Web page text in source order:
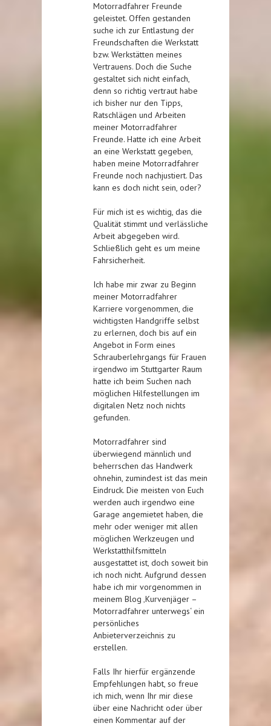
Motorradfahrer Freunde
geleistet. Offen gestanden
suche ich zur Entlastung der
Freundschaften die Werkstatt
bzw. Werkstätten meines
Vertrauens. Doch die Suche
gestaltet sich nicht einfach,
denn so richtig vertraut habe
ich bisher nur den Tipps,
Ratschlägen und Arbeiten
meiner Motorradfahrer
Freunde. Hatte ich eine Arbeit
an eine Werkstatt gegeben,
haben meine Motorradfahrer
Freunde noch nachjustiert. Das
kann es doch nicht sein, oder?
Für mich ist es wichtig, das die
Qualität stimmt und verlässliche
Arbeit abgegeben wird.
Schließlich geht es um meine
Fahrsicherheit.
Ich habe mir zwar zu Beginn
meiner Motorradfahrer
Karriere vorgenommen, die
wichtigsten Handgriffe selbst
zu erlernen, doch bis auf ein
Angebot in Form eines
Schrauberlehrgangs für Frauen
irgendwo im Stuttgarter Raum
hatte ich beim Suchen nach
möglichen Hilfestellungen im
digitalen Netz noch nichts
gefunden.
Motorradfahrer sind
überwiegend männlich und
beherrschen das Handwerk
ohnehin, zumindest ist das mein
Eindruck. Die meisten von Euch
werden auch irgendwo eine
Garage angemietet haben, die
mehr oder weniger mit allen
möglichen Werkzeugen und
Werkstatthilfsmitteln
ausgestattet ist, doch soweit bin
ich noch nicht. Aufgrund dessen
habe ich mir vorgenommen in
meinem Blog ‚Kurvenjäger –
Motorradfahrer unterwegs‘ ein
persönliches
Anbieterverzeichnis zu
erstellen.
Falls Ihr hierfür ergänzende
Empfehlungen habt, so freue
ich mich, wenn Ihr mir diese
über eine Nachricht oder über
einen Kommentar auf der